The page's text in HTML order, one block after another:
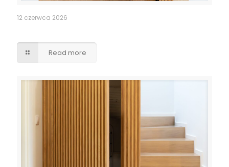
12 czerwca 2026
Read more